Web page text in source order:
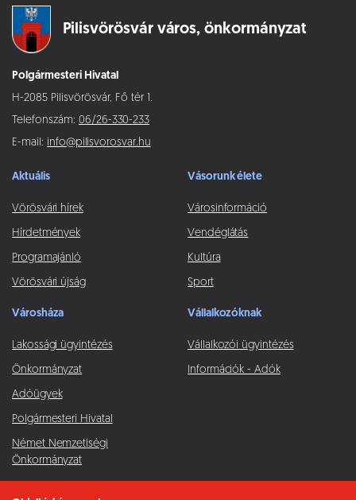
Pilisvörösvár város, önkormányzat
Polgármesteri Hivatal
H-2085 Pilisvörösvár, Fő tér 1.
Telefonszám: 06/26-330-233
E-mail: info@pilisvorosvar.hu
Aktuális
Vörösvári hírek
Hírdetmények
Programajánló
Vörösvári újság
Vásorunk élete
Városinformáció
Vendéglátás
Kultúra
Sport
Városháza
Lakossági ügyintézés
Önkormányzat
Adóügyek
Polgármesteri Hivatal
Német Nemzetiségi
Önkormányzat
Vállalkozóknak
Vállalkozói ügyintézés
Információk - Adók